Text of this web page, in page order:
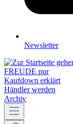
Newsletter
FREUDE pur
Kaufdown erklärt
Händler werden
Archiv